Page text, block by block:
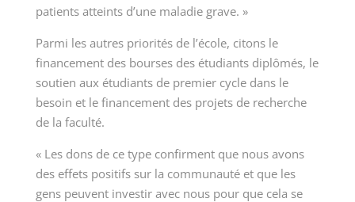
patients atteints d’une maladie grave. »
Parmi les autres priorités de l’école, citons le
financement des bourses des étudiants diplômés, le
soutien aux étudiants de premier cycle dans le
besoin et le financement des projets de recherche
de la faculté.
« Les dons de ce type confirment que nous avons
des effets positifs sur la communauté et que les
gens peuvent investir avec nous pour que cela se